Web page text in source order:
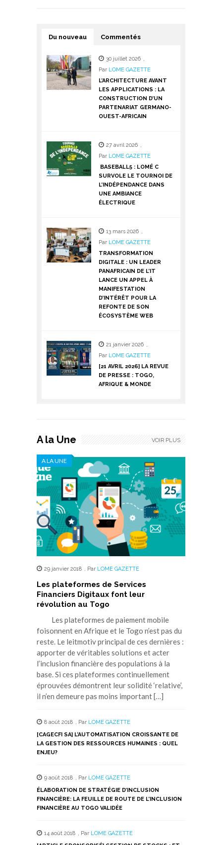
Du nouveau Commentés
30 juillet 2026 ,
Par LOME GAZETTE
L’ARCHITECTURE AVANT
LES APPLICATIONS : LA
CONSTRUCTION D’UN
PARTENARIAT GERMANO-
OUEST-AFRICAIN
27 avril 2026 ,
Par LOME GAZETTE
BASEBALL5 : LOMÉ C
SURVOLE LE TOURNOI DE
L’INDÉPENDANCE DANS
UNE AMBIANCE
ÉLECTRIQUE
13 mars 2026 ,
Par LOME GAZETTE
TRANSFORMATION
DIGITALE : UN LEADER
PANAFRICAIN DE L’IT
LANCE UN APPEL À
MANIFESTATION
D’INTÉRÊT POUR LA
REFONTE DE SON
ÉCOSYSTÈME WEB
21 janvier 2026 ,
Par LOME GAZETTE
[21 AVRIL 2026] LA REVUE
DE PRESSE : TOGO,
AFRIQUE & MONDE
A la Une
A LA UNE
29 janvier 2018 , Par LOME GAZETTE
Les plateformes de Services
Financiers Digitaux font leur
révolution au Togo
Les plateformes de paiement mobile
foisonnent en Afrique et le Togo n’est pas du
reste. Le leitmotiv principal de ces dernières :
apporter de véritables solutions et acter
l’inclusion financière des populations à la
base. Si ces plateformes continuellement
éprouvées démontrent leur solidité ‘relative’,
il n’en demeure pas moins important […]
8 août 2018 , Par LOME GAZETTE
[CAGECFI SA] L’AUTOMATISATION CROISSANTE DE
LA GESTION DES RESSOURCES HUMAINES : QUEL
ENJEU?
9 août 2018 , Par LOME GAZETTE
ÉLABORATION DE STRATÉGIE D’INCLUSION
FINANCIÈRE: LA FEUILLE DE ROUTE DE L’INCLUSION
FINANCIÈRE AU TOGO VALIDÉE
14 août 2018 , Par LOME GAZETTE
VOIR PLUS